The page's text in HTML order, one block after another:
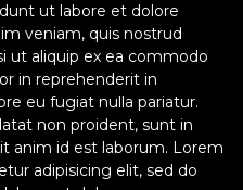
ut labore et dolore
veniam, quis nostrud
ut aliquip ex ea commodo
in reprehenderit in
eu fugiat nulla pariatur.
non proident, sunt in
anim id est laborum. Lorem
adipisicing elit, sed do